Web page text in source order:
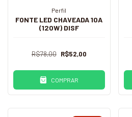
Perfil
FONTE LED CHAVEADA 10A
(120W) DISF
R$78,00 R$52,00
COMPRAR